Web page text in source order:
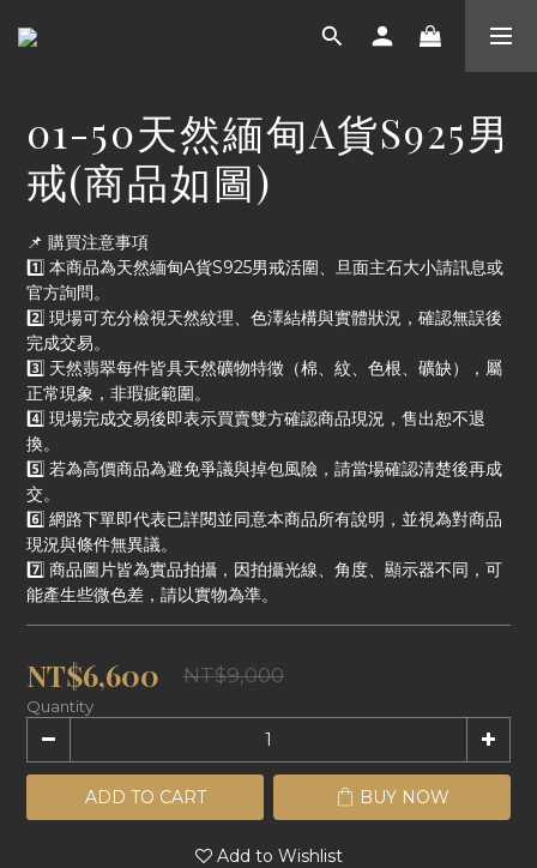
01-50天然緬甸A貨S925男
戒(商品如圖)
📌 購買注意事項
1️⃣ 本商品為天然緬甸A貨S925男戒活圍、旦面主石大小請訊息或
官方詢問。
2️⃣ 現場可充分檢視天然紋理、色澤結構與實體狀況，確認無誤後
完成交易。
3️⃣ 天然翡翠每件皆具天然礦物特徵（棉、紋、色根、礦缺），屬
正常現象，非瑕疵範圍。
4️⃣ 現場完成交易後即表示買賣雙方確認商品現況，售出恕不退
換。
5️⃣ 若為高價商品為避免爭議與掉包風險，請當場確認清楚後再成
交。
6️⃣ 網路下單即代表已詳閱並同意本商品所有說明，並視為對商品
現況與條件無異議。
7️⃣ 商品圖片皆為實品拍攝，因拍攝光線、角度、顯示器不同，可
能產生些微色差，請以實物為準。
NT$6,600 NT$9,000
Quantity
ADD TO CART BUY NOW
Add to Wishlist